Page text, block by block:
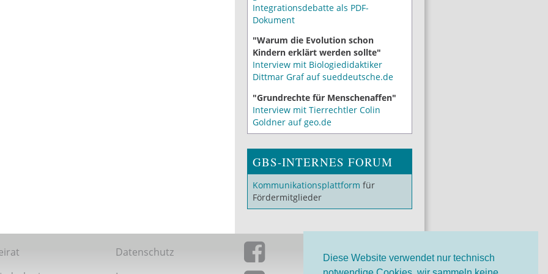
Diese Website verwendet nur technisch
Integrationsdebatte als PDF-
Dokument
"Warum die Evolution schon
Kindern erklärt werden sollte"
Interview mit Biologiedidaktiker
Dittmar Graf auf sueddeutsche.de
"Grundrechte für Menschenaffen"
Interview mit Tierrechtler Colin
Goldner auf geo.de
GBS-INTERNES FORUM
Kommunikationsplattform für
Fördermitglieder
Datenschutz